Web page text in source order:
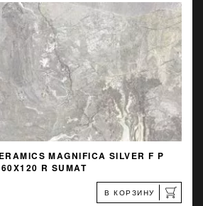
MAGNIFICA SILVER F P
60X120 R SUMAT
В КОРЗИНУ